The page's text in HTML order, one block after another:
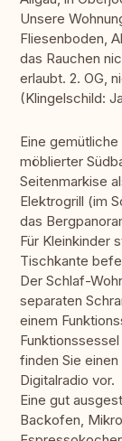
Unsere
Fliesenboden,
das Rauchen
erlaubt. 2. OG,
(Klingelschild:
Eine
möblierter
Seitenmarkise
Elektrogrill (im
das
Für Kleinkinder
Tischkante
Der Schlaf-
separaten
einem
finden Sie
Digitalradio vor.
Eine gut
Backofen,